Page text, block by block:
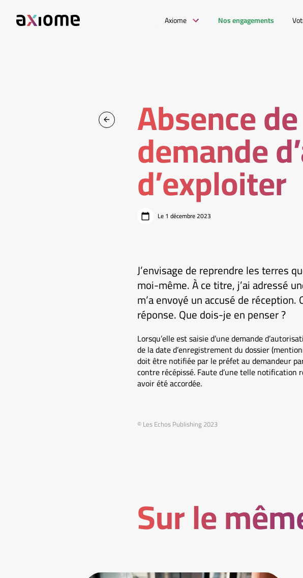
Axiome Nos engagements
Absence
demande
d’exploiter
Le 1 décembre 2023
J’envisage de reprendre les terres
moi-même. À ce titre, j’ai adressé
m’a envoyé un accusé de
réponse. Que dois-je en penser ?
Lorsqu’elle est saisie d’une demande
de la date d’enregistrement du dossier
doit être notifiée par le préfet au demandeur
contre récépissé. Faute d’une telle notification
avoir été accordée.
© Les Echos Publishing 2023
Sur le